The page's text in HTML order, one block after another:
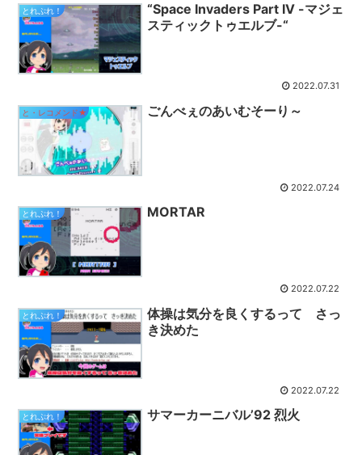
とれぷれ！
“Space Invaders Part IV -マジェ
スティックトゥエルブ-“
2022.07.31
と・レコメンド★ ごんべぇのあいむそーり～
2022.07.24
とれぷれ！ MORTAR
2022.07.22
とれぷれ！
体操は気分を良くするって さっ
き決めた
2022.07.22
とれぷれ！ サマーカーニバル’92 烈火